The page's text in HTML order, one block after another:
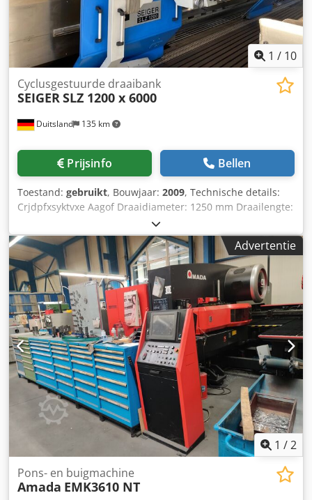
1 / 10
Duitsland 135 km
Cyclusgestuurde draaibank
SEIGERSLZ 1200 x 6000
Prijsinfo Bellen
Toestand: gebruikt, Bouwjaar: 2009, Technische details:
Crjdpfxsyktvxe Aagof Draaidiameter: 1250 mm Draailengte:
6000 mm Spilboring: 130 mm Toerentalbereik: 5 - 710 tpm
Draaidiameter over dwarsslede: 850 mm Totaal benodigd
vermogen: 37/52 kW Machinegewicht ca.: 16 t Benodigde
ruimte ca.: 12 x 4 x 2 m Cyclische besturing HEIDENHAIN 1
vaste lunette
Advertentie
1 /2
Pons- en buigmachine
Amada EMK3610 NT